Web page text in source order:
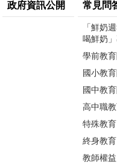
政府資訊公開 常見問
「鮮奶
喝鮮奶
學前教
國小教
國中教
高中職
特殊教育
終身教育
教師權益